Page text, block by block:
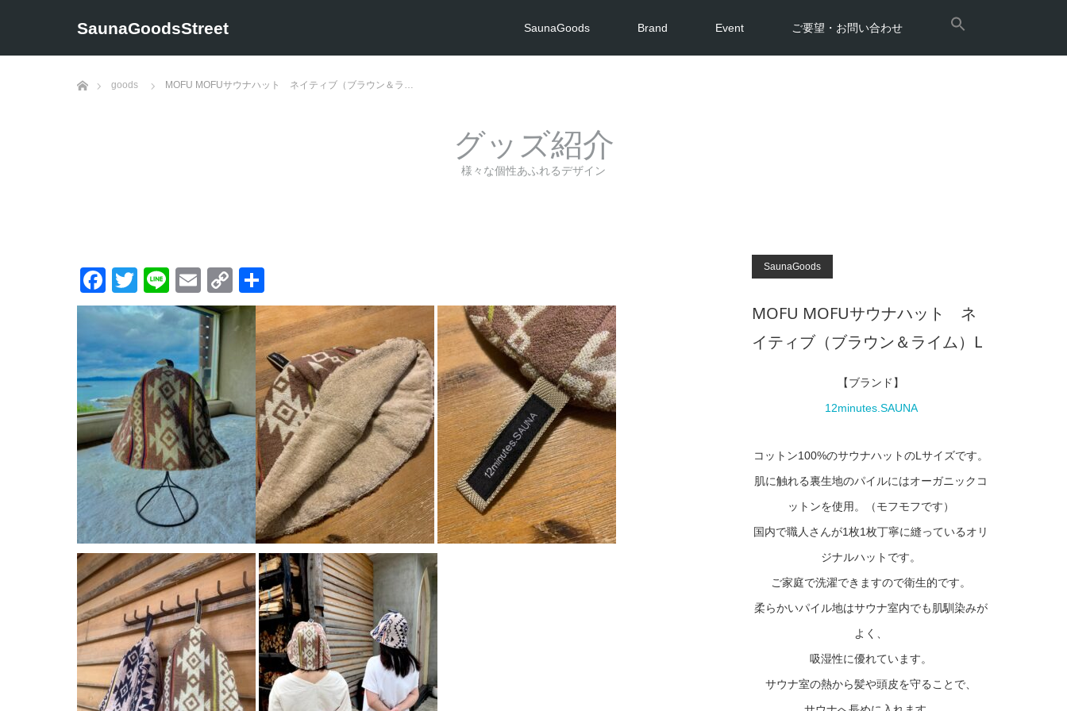
SaunaGoodsStreet SaunaGoods Brand Event ご要望・お問い合わせ
goods MOFU MOFUサウナハット ネイティブ（ブラウン＆ラ…
グッズ紹介
様々な個性あふれるデザイン
SaunaGoods
MOFU MOFUサウナハット ネ
イティブ（ブラウン＆ライム）L
【ブランド】
12minutes.SAUNA
コットン100%のサウナハットのLサイズです。
肌に触れる裏生地のパイルにはオーガニックコ
ットンを使用。（モフモフです）
国内で職人さんが1枚1枚丁寧に縫っているオリ
ジナルハットです。
ご家庭で洗濯できますので衛生的です。
柔らかいパイル地はサウナ室内でも肌馴染みが
よく、
吸湿性に優れています。
サウナ室の熱から髪や頭皮を守ることで、
Facebook
Twitter
LineEmailCopy
Link
有